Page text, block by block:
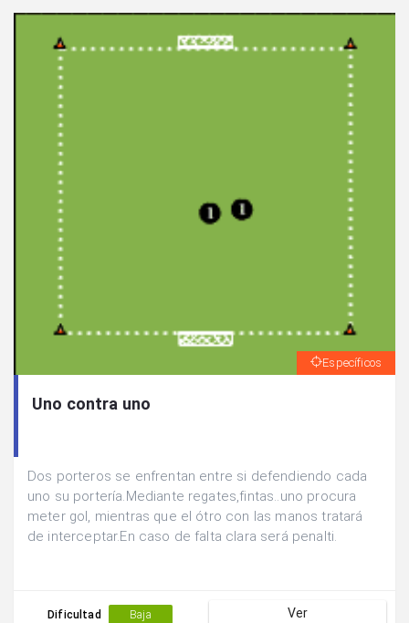
Específicos
Uno contra uno
Dos porteros se enfrentan entre si defendiendo cada
uno su portería.Mediante regates,fintas..uno procura
meter gol, mientras que el ótro con las manos tratará
de interceptar.En caso de falta clara será penalti.
Dificultad Baja Ver